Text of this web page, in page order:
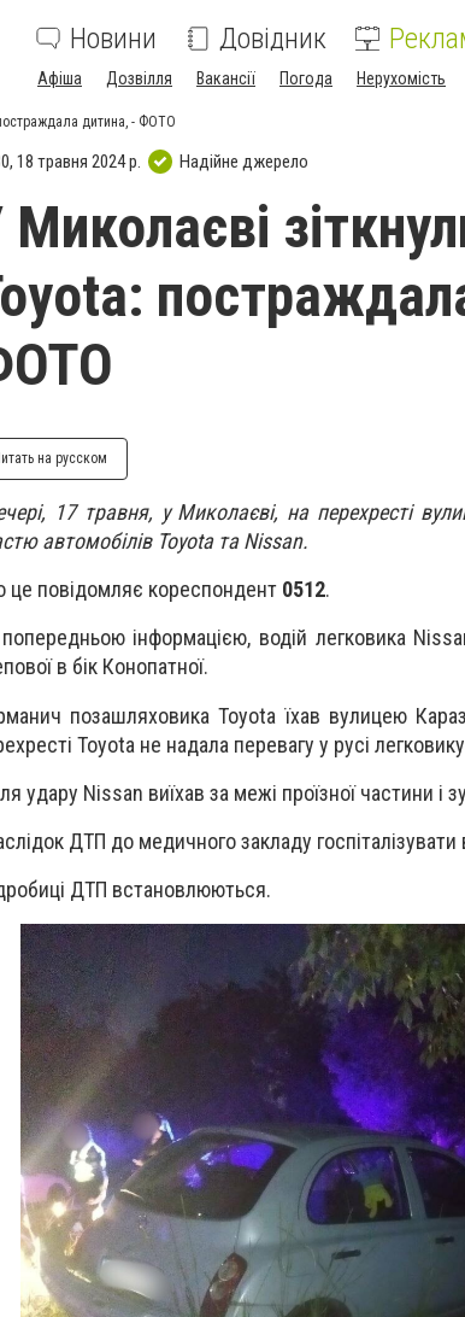
Новини Довідник
Афіша Дозвілля Вакансії Погода Нерухомість
дитина, - ФОТО
18 травня 2024 р. Надійне джерело
Миколаєві
на русском
17 травня, у Миколаєві, на перехресті
автомобілів Toyota та Nissan.
це повідомляє кореспондент 0512.
інформацією, водій легковика
в бік Конопатної.
позашляховика Toyota їхав вулицею
Toyota не надала перевагу у русі
удару Nissan виїхав за межі проїзної частини і
ДТП до медичного закладу госпіталізувати
ДТП встановлюються.